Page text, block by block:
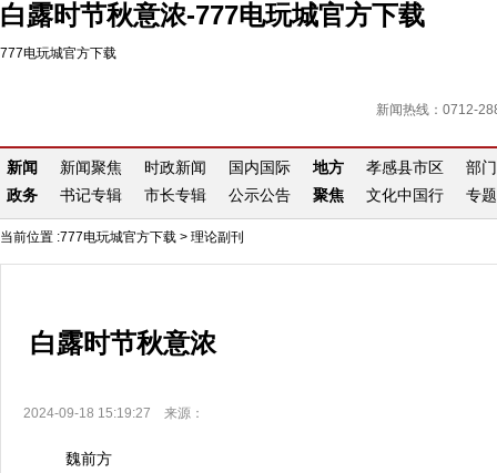
白露时节秋意浓-777电玩城官方下载
777电玩城官方下载
新闻热线：0712-
新闻 新闻聚焦 时政新闻 国内国际 地方 孝感县市区
部门
政务
书记专辑 市长专辑 公示公告 聚焦 文化中国行 专题
当前位置 :777电玩城官方下载 > 理论副刊
白露时节秋意浓
2024-09-18 15:19:27 来源：
魏前方